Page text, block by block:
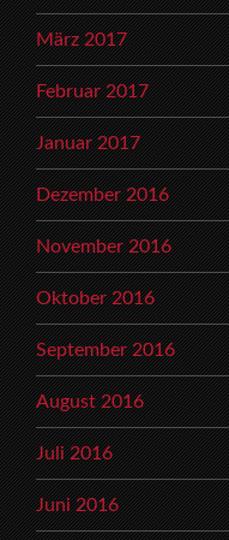
März 2017
Februar 2017
Januar 2017
Dezember 2016
November 2016
Oktober 2016
September 2016
August 2016
Juli 2016
Juni 2016